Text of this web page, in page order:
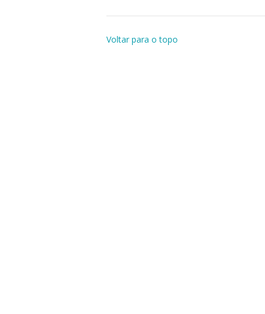
Voltar para o topo